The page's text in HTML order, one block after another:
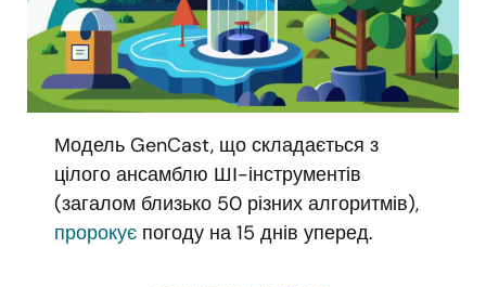
Модель GenCast, що складається з
цілого ансамблю ШІ-інструментів
(загалом близько 50 різних алгоритмів),
пророкує погоду на 15 днів уперед.